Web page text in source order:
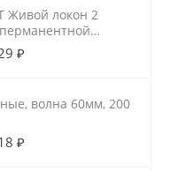
Живой локон 2
волос
₽
волна 60мм, 200
₽